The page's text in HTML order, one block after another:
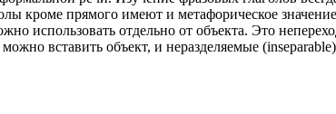
кроме прямого имеют и метафорическое
использовать отдельно от объекта. Это
вставить объект, и неразделяемые